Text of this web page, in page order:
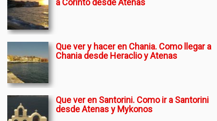
a Corinto desde Atenas
Que ver y hacer en Chania. Como llegar a
Chania desde Heraclio y Atenas
Que ver en Santorini. Como ir a Santorini
desde Atenas y Mykonos